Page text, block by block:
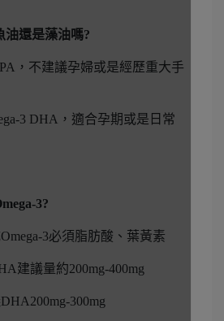
油還是藻油嗎?
，不建議孕婦或是經歷重大手
3 DHA，適合孕期或是日常
3?
3必須脂肪酸、葉黃素
建議量約200mg-400mg
300mg